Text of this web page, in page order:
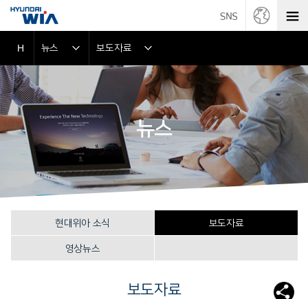
뉴스
H 뉴스 보도자료
현대위아 소식 보도자료
영상뉴스
보도자료